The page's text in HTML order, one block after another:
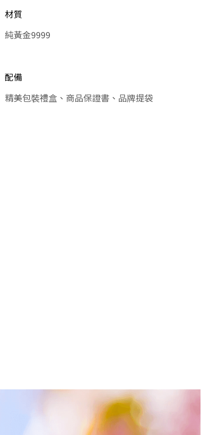
材質
純黃金9999
配備
精美包裝禮盒、商品保證書、品牌提袋